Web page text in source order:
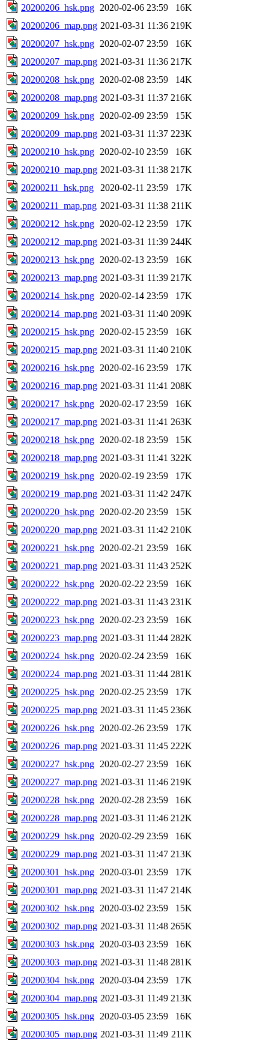
20200206_hsk.png 2020-02-06 23:59
16K
20200206_map.png 2021-03-31 11:36 219K
20200207_hsk.png 2020-02-07 23:59
16K
20200207_map.png 2021-03-31 11:36 217K
20200208_hsk.png 2020-02-08 23:59
14K
20200208_map.png 2021-03-31 11:37 216K
20200209_hsk.png 2020-02-09 23:59
15K
20200209_map.png 2021-03-31 11:37 223K
20200210_hsk.png 2020-02-10 23:59
16K
20200210_map.png 2021-03-31 11:38 217K
20200211_hsk.png
2020-02-11 23:59
17K
20200211_map.png 2021-03-31 11:38 211K
20200212_hsk.png 2020-02-12 23:59
17K
20200212_map.png 2021-03-31 11:39 244K
20200213_hsk.png 2020-02-13 23:59
16K
20200213_map.png 2021-03-31 11:39 217K
20200214_hsk.png 2020-02-14 23:59
17K
20200214_map.png 2021-03-31 11:40 209K
20200215_hsk.png 2020-02-15 23:59
16K
20200215_map.png 2021-03-31 11:40 210K
20200216_hsk.png 2020-02-16 23:59
17K
20200216_map.png 2021-03-31 11:41 208K
20200217_hsk.png 2020-02-17 23:59
16K
20200217_map.png 2021-03-31 11:41 263K
20200218_hsk.png 2020-02-18 23:59
15K
20200218_map.png 2021-03-31 11:41 322K
20200219_hsk.png 2020-02-19 23:59
17K
20200219_map.png 2021-03-31 11:42 247K
20200220_hsk.png 2020-02-20 23:59
15K
20200220_map.png 2021-03-31 11:42 210K
20200221_hsk.png 2020-02-21 23:59
16K
20200221_map.png 2021-03-31 11:43 252K
20200222_hsk.png 2020-02-22 23:59
16K
20200222_map.png 2021-03-31 11:43 231K
20200223_hsk.png 2020-02-23 23:59
16K
20200223_map.png 2021-03-31 11:44 282K
20200224_hsk.png 2020-02-24 23:59
16K
20200224_map.png 2021-03-31 11:44 281K
20200225_hsk.png 2020-02-25 23:59
17K
20200225_map.png 2021-03-31 11:45 236K
20200226_hsk.png 2020-02-26 23:59
17K
20200226_map.png 2021-03-31 11:45 222K
20200227_hsk.png 2020-02-27 23:59
16K
20200227_map.png 2021-03-31 11:46 219K
20200228_hsk.png 2020-02-28 23:59
16K
20200228_map.png 2021-03-31 11:46 212K
20200229_hsk.png 2020-02-29 23:59
16K
20200229_map.png 2021-03-31 11:47 213K
20200301_hsk.png 2020-03-01 23:59
17K
20200301_map.png 2021-03-31 11:47 214K
20200302_hsk.png 2020-03-02 23:59
15K
20200302_map.png 2021-03-31 11:48 265K
20200303_hsk.png 2020-03-03 23:59
16K
20200303_map.png 2021-03-31 11:48 281K
20200304_hsk.png 2020-03-04 23:59
17K
20200304_map.png 2021-03-31 11:49 213K
20200305_hsk.png 2020-03-05 23:59
16K
20200305_map.png 2021-03-31 11:49 211K